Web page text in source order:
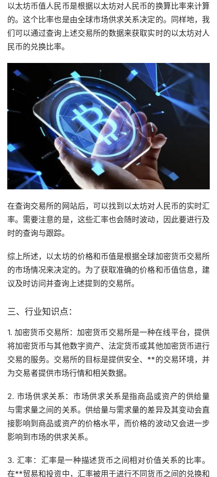
以太坊币值人民币是根据以太坊对人民币的换算比率来计算
的。这个比率也是由全球市场供求关系决定的。同样地，我
们可以通过查询上述交易所的数据来获取实时的以太坊对人
民币的兑换比率。
在查询交易所的网站后，可以找到以太坊对人民币的实时汇
率。需要注意的是，这些汇率也会随时波动，因此要进行及
时的查询与跟踪。
综上所述，以太坊的价格和币值是根据全球加密货币交易所
的市场情况来决定的。为了获取准确的价格和币值信息，建
议及时访问并查询上述提到的交易所。
三、行业知识点：
1. 加密货币交易所：加密货币交易所是一种在线平台，提供
将加密货币与其他数字资产、法定货币或其他加密货币进行
交易的服务。交易所的目标是提供安全、**的交易环境，并
为交易者提供市场行情和相关数据。
2. 市场供求关系：市场供求关系是指商品或资产的供给量
与需求量之间的关系。供给量与需求量的差异及其变动会直
接影响到商品或资产的价格水平，而价格的波动又会进一步
影响到市场的供求关系。
3. 汇率：汇率是一种描述货币之间相对价值关系的比率。
在**贸易和投资中，汇率被用于进行不同货币之间的兑换和